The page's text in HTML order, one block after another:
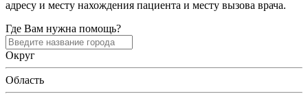
адресу и месту нахождения пациента и месту вызова врача.
Где Вам нужна помощь?
Округ
Область